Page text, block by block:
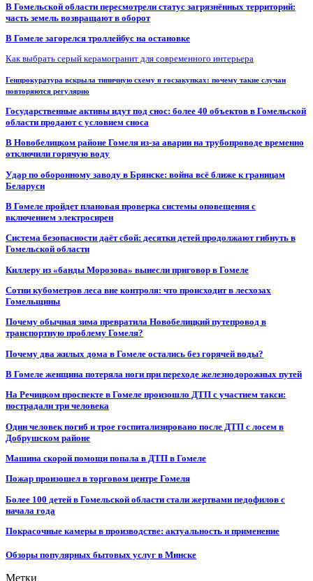
В Гомельской области пересмотрели статус загрязнённых территорий:
часть земель возвращают в оборот
В Гомеле загорелся троллейбус на остановке
Как выбрать серый керамогранит для современного интерьера
Генпрокуратура вскрыла типичную схему в госзакупках: почему такие случаи
повторяются регулярно
Государственные активы идут под снос: более 40 объектов в Гомельской
области продают с условием сноса
В Новобелицком районе Гомеля из-за аварии на трубопроводе временно
отключили горячую воду
Удар по оборонному заводу в Брянске: война всё ближе к границам
Беларуси
В Гомеле пройдет плановая проверка системы оповещения с
включением электросирен
Система безопасности даёт сбой: десятки детей продолжают гибнуть в
Гомельской области
Киллеру из «банды Морозова» вынесли приговор в Гомеле
Сотни кубометров леса вне контроля: что происходит в лесхозах
Гомельщины
Почему обычная зима превратила Новобелицкий путепровод в
транспортную проблему Гомеля?
Почему два жилых дома в Гомеле остались без горячей воды?
В Гомеле женщина потеряла ноги при переходе железнодорожных путей
На Речицком проспекте в Гомеле произошло ДТП с участием такси:
пострадали три человека
Один человек погиб и трое госпитализировано после ДТП с лосем в
Добрушском районе
Машина скорой помощи попала в ДТП в Гомеле
Пожар произошел в торговом центре Гомеля
Более 100 детей в Гомельской области стали жертвами педофилов с
начала года
Покрасочные камеры в производстве: актуальность и применение
Обзоры популярных бытовых услуг в Минске
Метки